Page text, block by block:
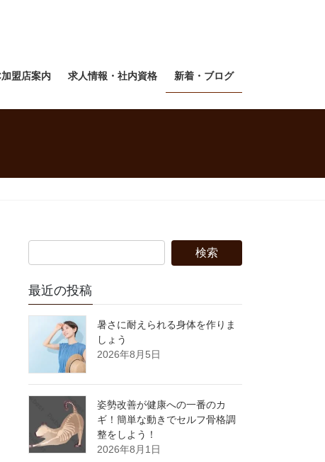
盟店案内 求人情報・社内資格 新着・ブログ
最近の投稿
暑さに耐えられる身体を作りま
しょう
2026年8月5日
姿勢改善が健康への一番のカ
ギ！簡単な動きでセルフ骨格調
整をしよう！
2026年8月1日